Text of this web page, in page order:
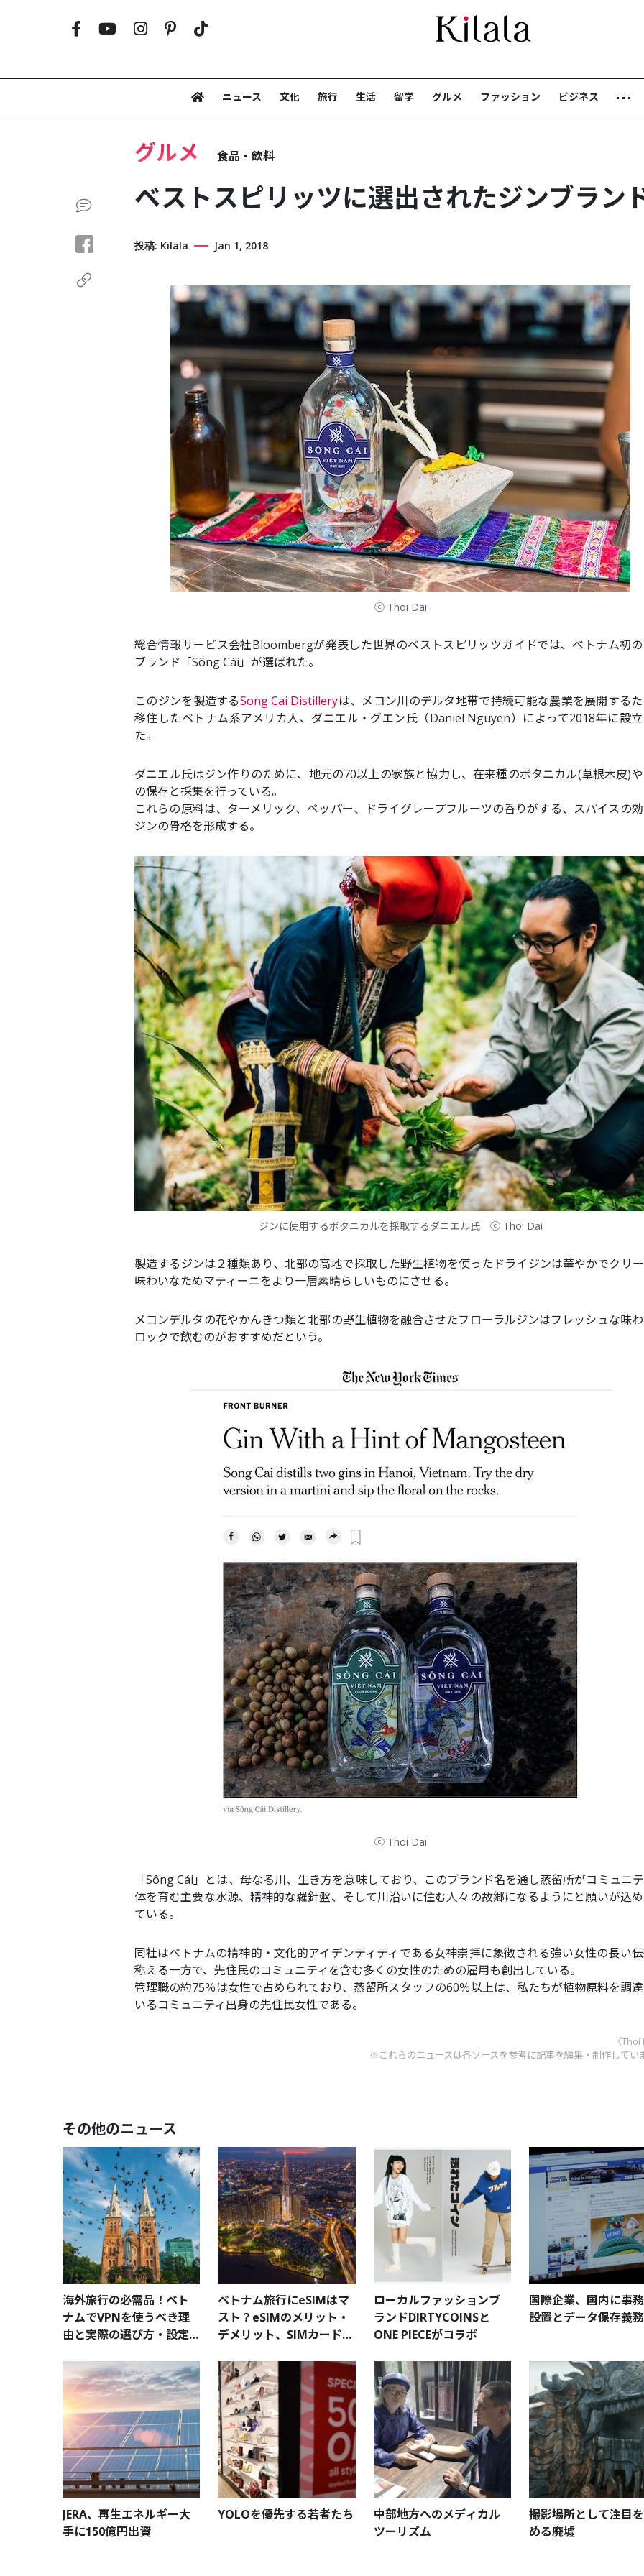
文化 旅行 生活 留学 グルメ ファッション ビジネス
ニュース
グルメ 食品・飲料
ベストスピリッツに選出されたジンブラン
投稿: Kilala Jan 1, 2018
ⓒ Thoi Dai
総合情報サービス会社Bloombergが発表した世界のベストスピリッツガイドでは、ベトナム初
ブランド「Sông Cái」が選ばれた。
このジンを製造するSong Cai Distilleryは、メコン川のデルタ地帯で持続可能な農業を展開する
移住したベトナム系アメリカ人、ダニエル・グエン氏（Daniel Nguyen）によって2018年に設
た。
ダニエル氏はジン作りのために、地元の70以上の家族と協力し、在来種のボタニカル(草根木皮)
の保存と採集を行っている。
これらの原料は、ターメリック、ペッパー、ドライグレープフルーツの香りがする、スパイスの
ジンの骨格を形成する。
ジンに使用するボタニカルを採取するダニエル氏 ⓒ Thoi Dai
製造するジンは２種類あり、北部の高地で採取した野生植物を使ったドライジンは華やかでクリ
味わいなためマティーニをより一層素晴らしいものにさせる。
メコンデルタの花やかんきつ類と北部の野生植物を融合させたフローラルジンはフレッシュな味
ロックで飲むのがおすすめだという。
ⓒ Thoi Dai
「Sông Cái」とは、母なる川、生き方を意味しており、このブランド名を通し蒸留所がコミュニ
体を育む主要な水源、精神的な羅針盤、そして川沿いに住む人々の故郷になるようにと願いが込
ている。
同社はベトナムの精神的・文化的アイデンティティである女神崇拝に象徴される強い女性の長い
称える一方で、先住民のコミュニティを含む多くの女性のための雇用も創出している。
管理職の約75％は女性で占められており、蒸留所スタッフの60％以上は、私たちが植物原料を調
いるコミュニティ出身の先住民女性である。
〈
※これらのニュースは各ソースを参考に記事を編集・制作してい
その他のニュース
海外旅行の必需品！ベト
ナムでVPNを使うべき理
由と実際の選び方・設定
ベトナム旅行にeSIMはマ
スト？eSIMのメリット・
デメリット、SIMカードと
eSIMまで紹介
ローカルファッションブ
ランドDIRTYCOINSと
ONE PIECEがコラボ
国際企業、国内に事
設置とデータ保存義務
JERA、再生エネルギー大
手に150億円出資
YOLOを優先する若者たち
中部地方へのメディカル
ツーリズム
撮影場所として注目
める廃墟